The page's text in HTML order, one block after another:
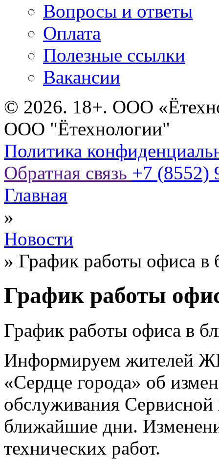
Вопросы и ответы
Оплата
Полезные ссылки
Вакансии
© 2026. 18+. ООО
ООО "Ётехнологии"
Политика
Обратная связь +7 (8552)
Главная
»
Новости
» График работы офиса
График работы
График работы офиса в
Информируем жителей
«Сердце города» об
обслуживания
ближайшие дни.
технических работ.